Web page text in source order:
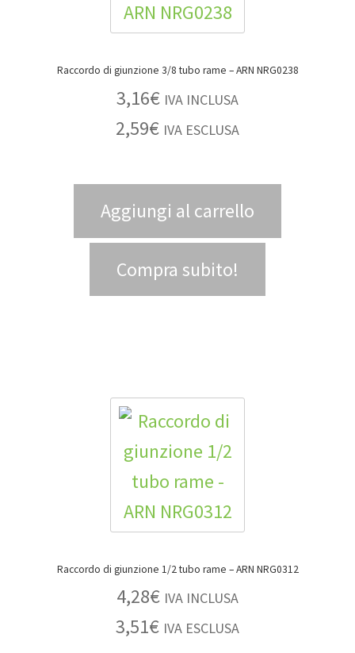
Raccordo di giunzione 3/8 tubo rame – ARN NRG0238
3,16€ IVA INCLUSA
2,59€ IVA ESCLUSA
Aggiungi al carrello
Compra subito!
Raccordo di giunzione 1/2 tubo rame – ARN NRG0312
4,28€ IVA INCLUSA
3,51€ IVA ESCLUSA